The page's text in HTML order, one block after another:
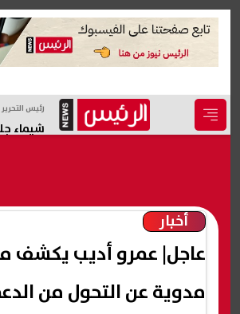
رئيس التحرير
شيماء
أخبار
عاجل| عمرو أديب يكشف
مدوية عن التحول من